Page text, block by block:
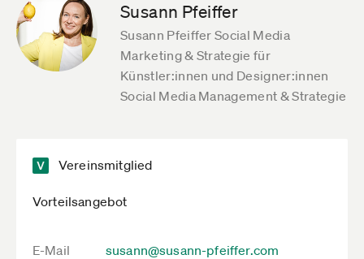
Susann Pfeiffer
Susann Pfeiffer Social Media
Marketing & Strategie für
Künstler:innen und Designer:innen
Social Media Management & Strategie
Vereinsmitglied
Vorteilsangebot
E-Mail
susann@susann-pfeiffer.com